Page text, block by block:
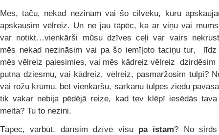
Mēs, taču, nekad nezinām vai šo cilvēku, kuru
apskausim vēlreiz. Un ne jau tāpēc, ka ar viņu vai
var notikt…vienkārši mūsu dzīves ceļi var vairs
mēs nekad nezināsim vai pa šo iemīļoto taciņu tur, līdz
mēs vēlreiz paiesimies, vai mēs kādreiz vēlreiz dzirdēsim
putna dziesmu, vai kādreiz, vēlreiz, pasmaržosim tulpi?
vai rožu krūmu, bet vienkāršu, sarkanu tulpes ziedu
tik vakar nebija pēdējā reize, kad tev klēpī iesēdās tava
meita? Tu to nezini.
Tāpēc, varbūt, darīsim dzīvē visu pa īstam? No